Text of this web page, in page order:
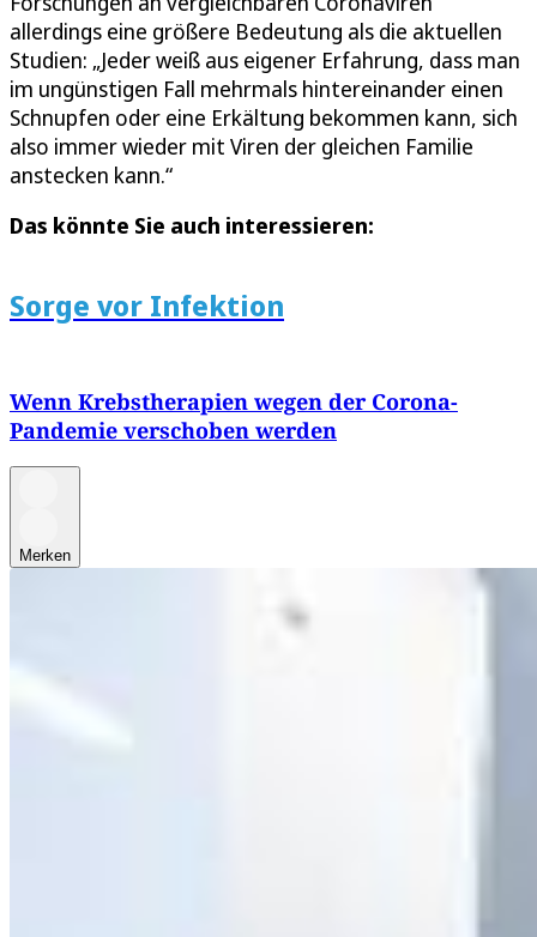
allerdings eine größere Bedeutung als die aktuellen
Studien: „Jeder weiß aus eigener Erfahrung, dass man
im ungünstigen Fall mehrmals hintereinander einen
Schnupfen oder eine Erkältung bekommen kann, sich
also immer wieder mit Viren der gleichen Familie
anstecken kann.“
Das könnte Sie auch interessieren:
Sorge vor Infektion
Wenn Krebstherapien wegen der Corona-
Pandemie verschoben werden
Merken